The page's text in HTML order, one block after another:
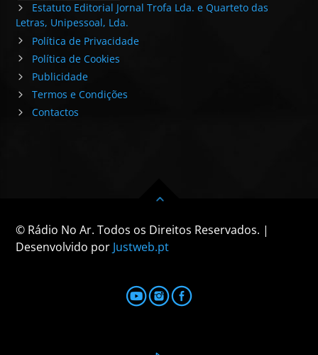
Estatuto Editorial Jornal Trofa Lda. e Quarteto das
Letras, Unipessoal, Lda.
Política de Privacidade
Política de Cookies
Publicidade
Termos e Condições
Contactos
© Rádio No Ar. Todos os Direitos Reservados. |
Desenvolvido por Justweb.pt